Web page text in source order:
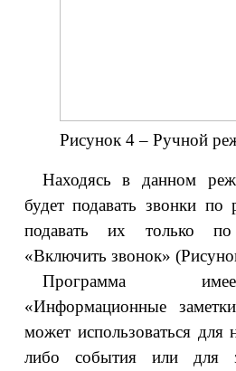
Рисунок 4 – Ручной
Находясь в данном
будет подавать звонки по
подавать их только
«Включить звонок»
Программа
«Информационные
может использоваться для
либо события или для